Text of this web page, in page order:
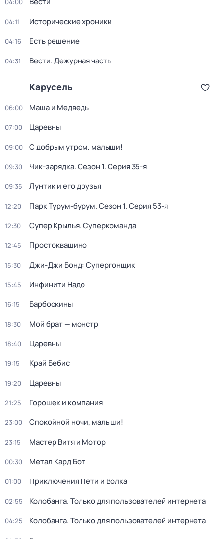
04:00
04:11 Исторические хроники
04:16 Есть решение
04:31 Вести. Дежурная часть
Карусель
06:00 Маша и Медведь
07:00 Царевны
09:00 С добрым утром, малыши!
09:30 Чик-зарядка. Сезон 1. Серия 35-я
09:35 Лунтик и его друзья
12:20 Парк Турум-бурум. Сезон 1. Серия 53-я
12:30 Супер Крылья. Суперкоманда
12:45 Простоквашино
15:30 Джи-Джи Бонд: Супергонщик
15:45 Инфинити Надо
16:15 Барбоскины
18:30 Мой брат — монстр
18:40 Царевны
19:15 Край Бебис
19:20 Царевны
21:25 Горошек и компания
23:00 Спокойной ночи, малыши!
23:15 Мастер Витя и Мотор
00:30 Метал Кард Бот
01:00 Приключения Пети и Волка
02:55 Колобанга. Только для пользователей интернета
04:25 Колобанга. Только для пользователей интернета